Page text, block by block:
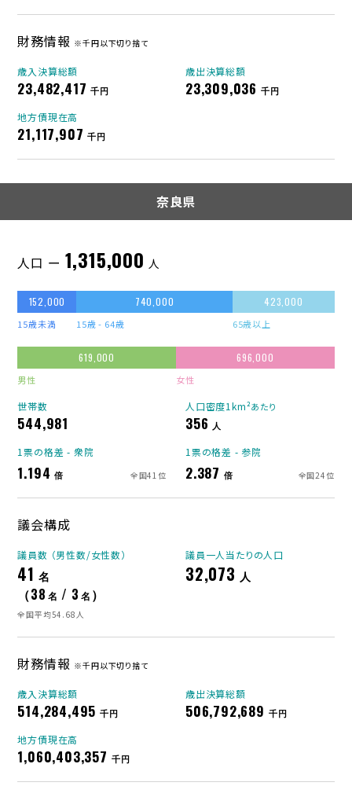
財務情報 ※千円以下切り捨て
歳入決算総額
23,482,417 千円
歳出決算総額
23,309,036 千円
地方債現在高
21,117,907 千円
奈良県
人口 ー 1,315,000 人
152,000
15歳未満
740,000
15歳 - 64歳
423,000
65歳以上
619,000
男性
696,000
女性
世帯数
544,981
人口密度1km²あたり
356 人
1票の格差 - 衆院
1.194 倍 全国41位
1票の格差 - 参院
2.387 倍 全国24位
議会構成
議員数 （男性数/女性数）
41 名
（38 名 / 3 名 ）
全国平均54.68人
議員一人当たりの人口
32,073 人
財務情報 ※千円以下切り捨て
歳入決算総額
514,284,495 千円
歳出決算総額
506,792,689 千円
地方債現在高
1,060,403,357 千円